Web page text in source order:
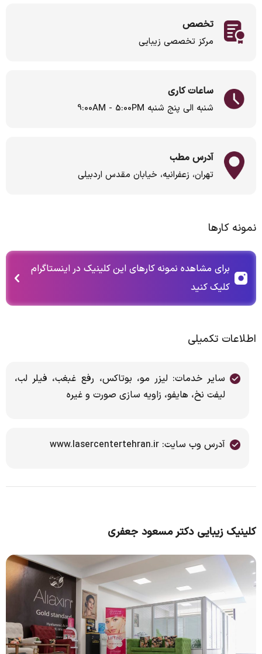
تخصص
مرکز تخصصی زیبایی
ساعات کاری
شنبه الی پنج شنبه 9:00AM - 5:00PM
آدرس مطب
تهران، زعفرانیه، خیابان مقدس اردبیلی
نمونه کارها
برای مشاهده نمونه کارهای این کلینیک در اینستاگرام
کلیک کنید
اطلاعات تکمیلی
سایر خدمات: لیزر مو، بوتاکس، رفع غبغب، فیلر لب،
لیفت نخ، هایفو، زاویه سازی صورت و غیره
آدرس وب سایت: www.lasercentertehran.ir
کلینیک زیبایی دکتر مسعود جعفری